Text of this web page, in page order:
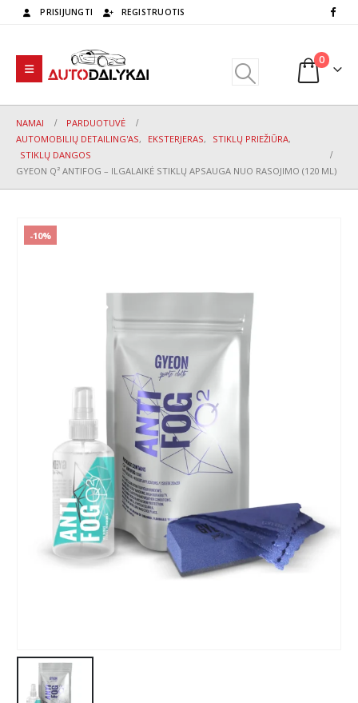
PRISIJUNGTI REGISTRUOTIS
0
NAMAI
PARDUOTUVĖ
AUTOMOBILIŲ DETAILING'AS, EKSTERJERAS, STIKLŲ PRIEŽIŪRA,
STIKLŲ DANGOS
GYEON Q² ANTIFOG – ILGALAIKĖ STIKLŲ APSAUGA NUO RASOJIMO (120 ML)
-10%